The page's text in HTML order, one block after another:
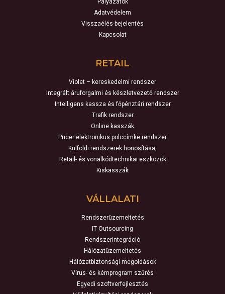
Pályázatok
Adatvédelem
Visszaélés-bejelentés
Kapcsolat
RETAIL
Violet – kereskedelmi rendszer
Integrált áruforgalmi és készletvezető rendszer
Intelligens kassza és főpénztári rendszer
Trafik rendszer
Online kasszák
Pricer elektronikus polccímke rendszer
Külföldi rendszerek honosítása,
Retail- és vonalkódtechnikai eszközök
Kiskasszák
VÁLLALATI
Rendszerüzemeltetés
IT Outsourcing
Rendszerintegráció
Hálózatüzemeltetés
Hálózatbiztonsági megoldások
Vírus- és kémprogram szűrés
Egyedi szoftverfejlesztés